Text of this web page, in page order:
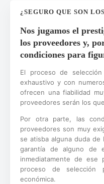
¿SEGURO QUE SON
Nos jugamos el
los proveedores y,
condiciones para
El proceso de
exhaustivo y con
ofrecen una fiabilidad
proveedores serán los
Por otra parte, las
proveedores son muy
se atisba alguna duda
garantía de alguno de
inmediatamente de ese
proceso de selección
económica.